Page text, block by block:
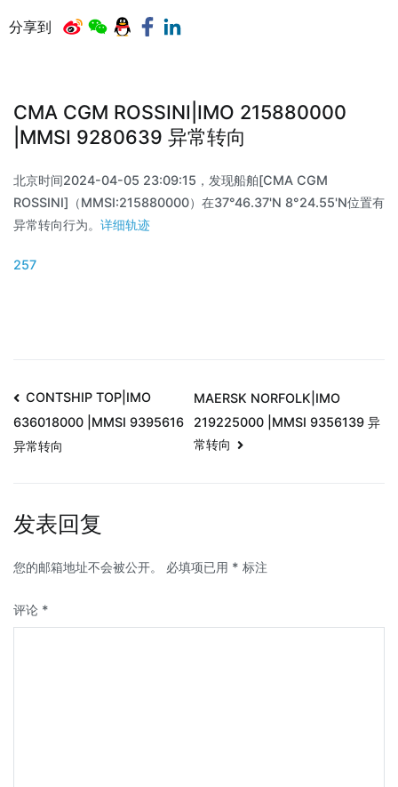
分享到
CMA CGM ROSSINI|IMO 215880000
|MMSI 9280639 异常转向
北京时间2024-04-05 23:09:15，发现船舶[CMA CGM
ROSSINI]（MMSI:215880000）在37°46.37'N 8°24.55'N位置有
异常转向行为。 详细轨迹
257
CONTSHIP TOP|IMO
636018000 |MMSI 9395616
异常转向
MAERSK NORFOLK|IMO
219225000 |MMSI 9356139 异
常转向
发表回复
您的邮箱地址不会被公开。 必填项已用 * 标注
评论 *